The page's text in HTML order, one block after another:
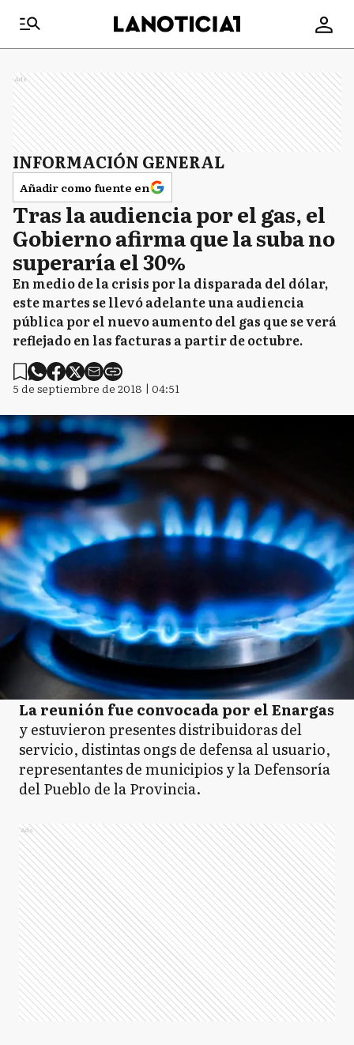
Ads
INFORMACIÓN GENERAL
Añadir como fuente en
Tras la audiencia por el gas, el
Gobierno afirma que la suba no
superaría el 30%
En medio de la crisis por la disparada del dólar,
este martes se llevó adelante una audiencia
pública por el nuevo aumento del gas que se verá
reflejado en las facturas a partir de octubre.
5 de septiembre de 2018 | 04:51
La reunión fue convocada por el Enargas
y estuvieron presentes distribuidoras del
servicio, distintas ongs de defensa al usuario,
representantes de municipios y la Defensoría
del Pueblo de la Provincia.
Ads